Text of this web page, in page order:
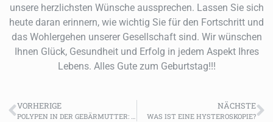
unsere herzlichsten Wünsche aussprechen. Lassen Sie sich
heute daran erinnern, wie wichtig Sie für den Fortschritt und
das Wohlergehen unserer Gesellschaft sind. Wir wünschen
Ihnen Glück, Gesundheit und Erfolg in jedem Aspekt Ihres
Lebens. Alles Gute zum Geburtstag!!!
VORHERIGE
POLYPEN IN DER GEBÄRMUTTER: WAS SIE WISSEN MÜSSEN
NÄCHSTE
WAS IST EINE HYSTEROSKOPIE?